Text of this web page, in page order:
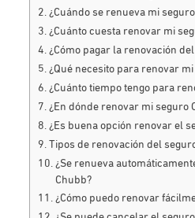
¿Cuándo se renueva mi
¿Cuánto cuesta renovar mi
¿Cómo pagar la renovación
¿Qué necesito para renovar
¿Cuánto tiempo tengo para
¿En dónde renovar mi seguro
¿Es buena opción renovar el
Tipos de renovación del
¿Se renueva
Chubb?
¿Cómo puedo renovar